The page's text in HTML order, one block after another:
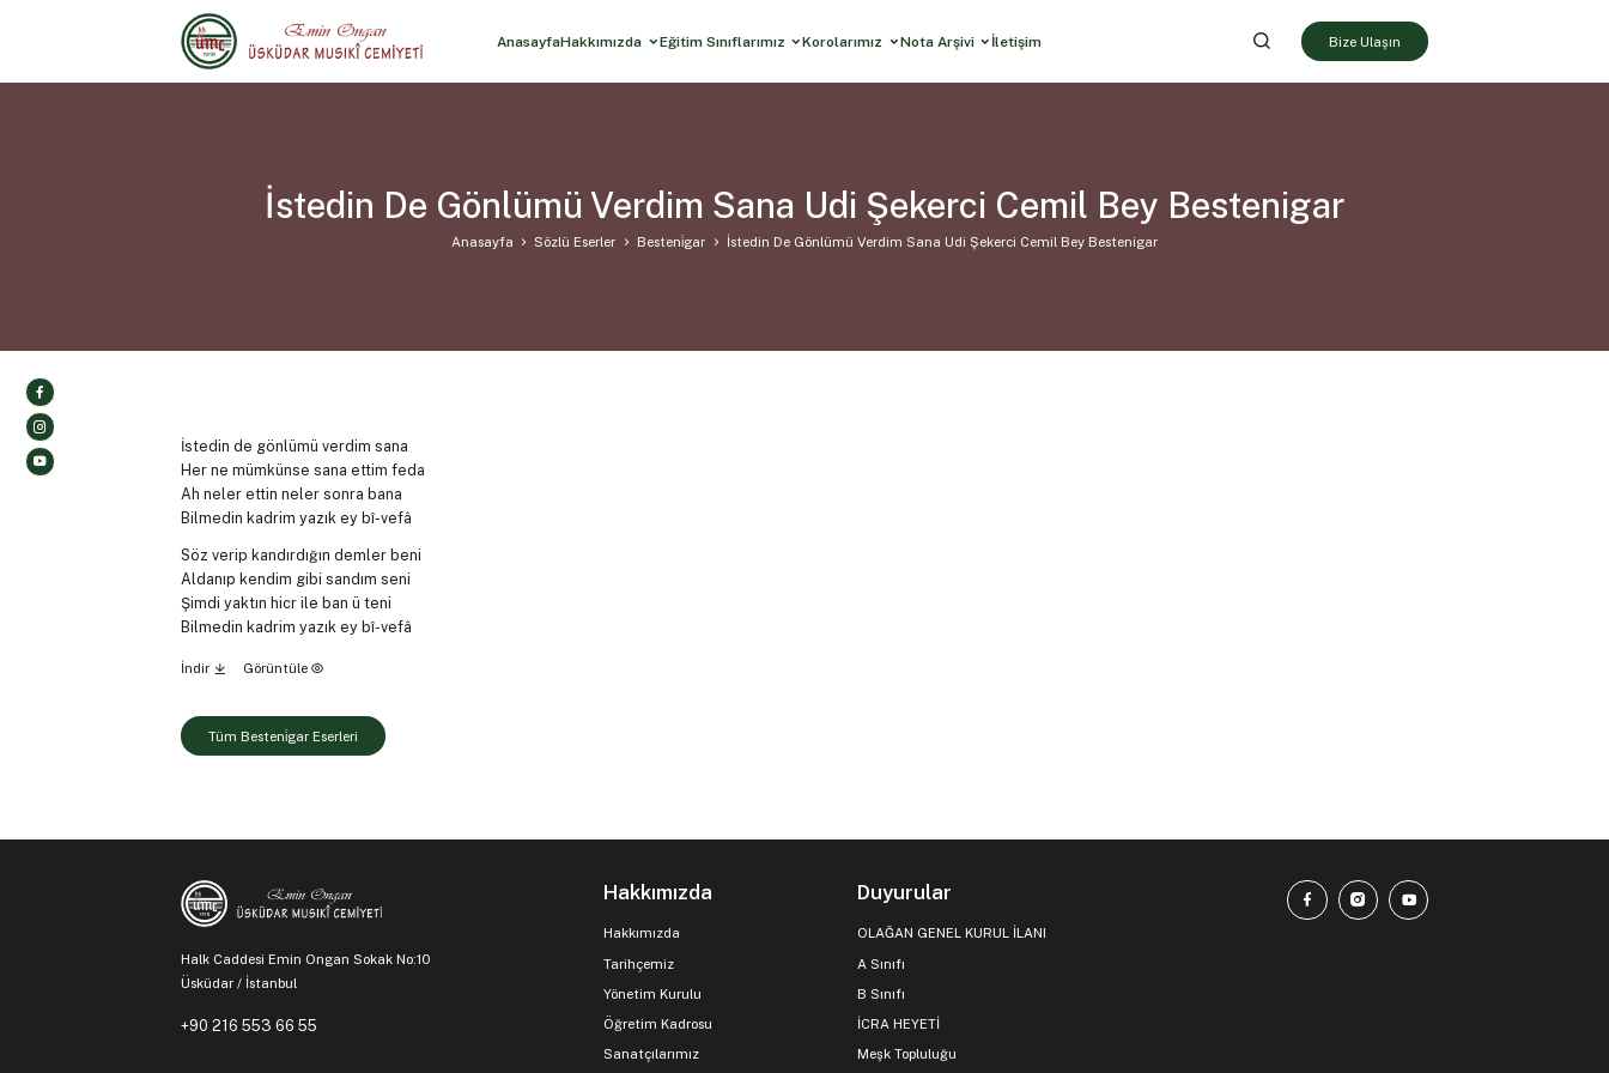
AnasayfaHakkımızda Eğitim Sınıflarımız Korolarımız Nota Arşivi İletişim Bize Ulaşın
İstedin De Gönlümü Verdim Sana Udi Şekerci Cemil Bey Bestenigar
Anasayfa Sözlü Eserler Besteni̇gar İstedin De Gönlümü Verdim Sana Udi Şekerci Cemil Bey Bestenigar
İstedin de gönlümü verdim sana
Her ne mümkünse sana ettim feda
Ah neler ettin neler sonra bana
Bilmedin kadrim yazık ey bî-vefâ
Söz verip kandırdığın demler beni
Aldanıp kendim gibi sandım seni
Şimdi yaktın hicr ile ban ü teni
Bilmedin kadrim yazık ey bî-vefâ
İndir Görüntüle
Tüm Besteni̇gar Eserleri
Halk Caddesi Emin Ongan Sokak No:10
Üsküdar / İstanbul
+90 216 553 66 55
Hakkımızda
Hakkımızda
Tarihçemiz
Yönetim Kurulu
Öğretim Kadrosu
Sanatçılarımız
Duyurular
OLAĞAN GENEL KURUL İLANI
A Sınıfı
B Sınıfı
İCRA HEYETİ
Meşk Topluluğu